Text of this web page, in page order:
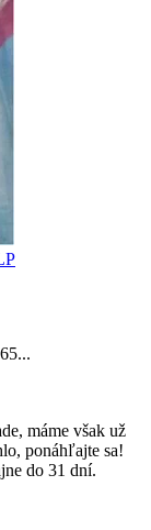
máme však už
ponáhľajte sa!
do 31 dní.